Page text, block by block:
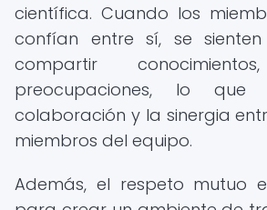
científica. Cuando los
confían entre sí, se
compartir
preocupaciones, lo que
colaboración y la sinergia
miembros del equipo.
Además, el respeto mutuo